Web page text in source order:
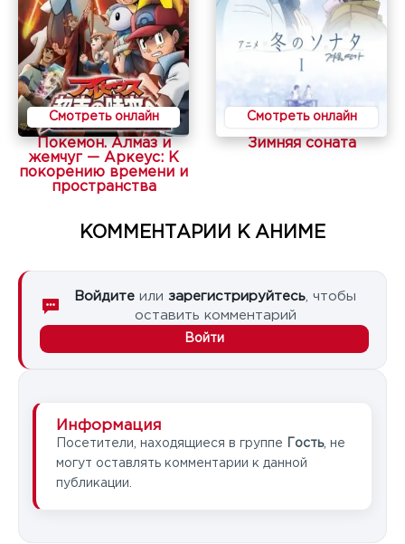
Смотреть онлайн
Покемон. Алмаз и
жемчуг — Аркеус: К
покорению времени и
пространства
Смотреть онлайн
Зимняя соната
КОММЕНТАРИИ К АНИМЕ
Войдите или зарегистрируйтесь , чтобы
оставить комментарий
Войти
Информация
Посетители, находящиеся в группе Гость, не
могут оставлять комментарии к данной
публикации.